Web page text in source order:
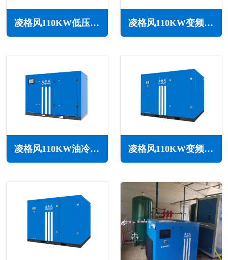
凌格风110KW低压空压机LS LP系列 凌格风110KW变频低压空压机LSV LP系列
凌格风110KW油冷永磁变频空压机LSH系列 凌格风110KW变频空压机LS系列